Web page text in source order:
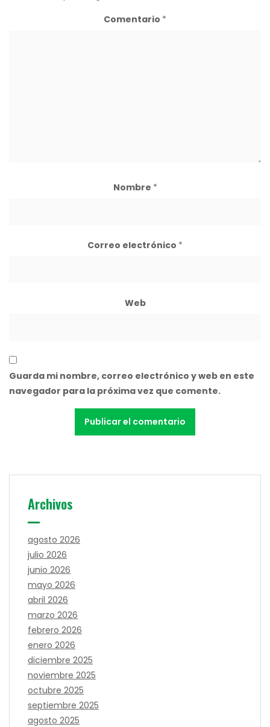
Comentario *
Nombre *
Correo electrónico *
Web
Guarda mi nombre, correo electrónico y web en este
navegador para la próxima vez que comente.
Archivos
agosto 2026
julio 2026
junio 2026
mayo 2026
abril 2026
marzo 2026
febrero 2026
enero 2026
diciembre 2025
noviembre 2025
octubre 2025
septiembre 2025
agosto 2025